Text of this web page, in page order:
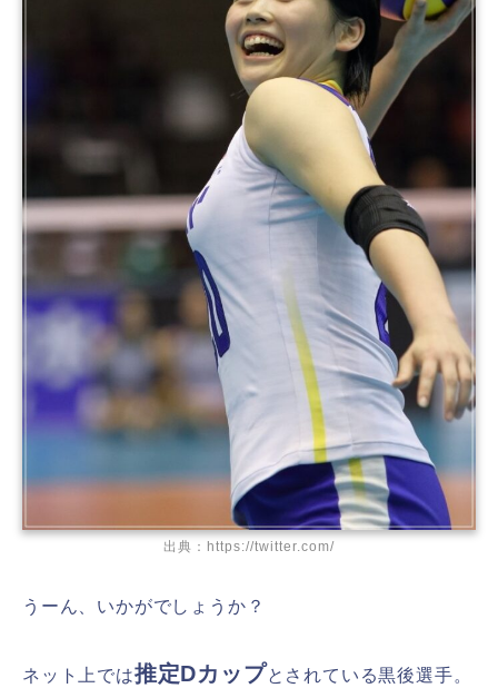
出典：https://twitter.com/
うーん、いかがでしょうか？
ネット上では推定Dカップとされている黒後選手。